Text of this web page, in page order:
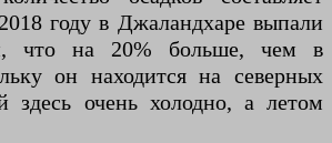
году в Джаландхаре выпали
что на 20% больше, чем в
он находится на северных
здесь очень холодно, а летом